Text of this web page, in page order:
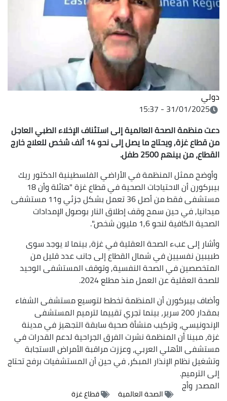
دولي
31/01/2025 - 15:37
دعت منظمة الصحة العالمية إلى استئناف الإخلاء الطبي العاجل
من قطاع غزة, ويحتاج ما يصل إلى نحو 14 ألف شخص للعلاج خارج
القطاع، من بينهم 2500 طفل.
وأوضح ممثل المنظمة في الأراضي الفلسطينية الدكتور ريك
بيبركورن أن الاحتياجات الصحية في قطاع غزة "هائلة وأن 18
مستشفى فقط من أصل 36 تعمل بشكل جزئي و11 مستشفى
ميدانيا, في حين سمح وقف إطلاق النار بوصول الإمدادات
الصحية الكافية لنحو 1,6 مليون شخص".
وأشار إلى عبء الصحة العقلية في غزة, بينما لا يوجد سوى
طبيبين نفسيين في شمال القطاع إلى جانب عدد قليل من
المتخصصين في الصحة النفسية, وتوقف المستشفى الوحيد
للصحة العقلية عن العمل منذ مطلع 2024.
وأضاف بيبركورن أن المنظمة تخطط لتوسيع مستشفى الشفاء
بمقدار 200 سرير، بينما تجري تقييما لترميم المستشفى
الإندونيسي، وتركيب منشأة صحية سابقة التجهيز في مدينة
غزة، مبينا أن المنظمة نشرت الفرق الجراحية لدعم القدرات في
مستشفى الأهلي العربي، وعززت مراقبة الأمراض الاستجابة
وتشغيل نظام الإنذار المبكر، في حين أن المستشفيات برفح تحتاج
إلى الترميم.
المصدروأج
الصحة العالمية قطاع غزة